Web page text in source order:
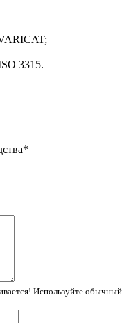
3315.
*
Используйте обычный